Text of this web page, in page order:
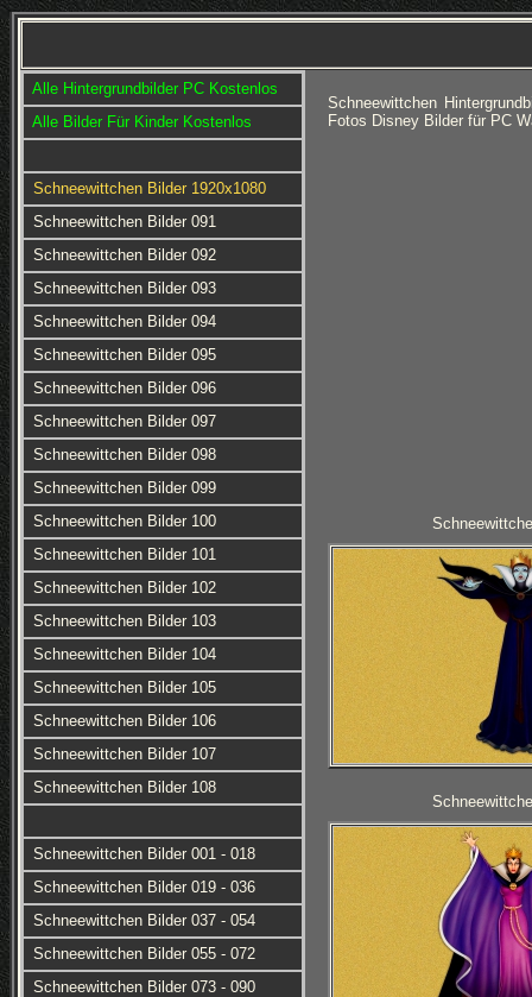
Alle Hintergrundbilder PC Kostenlos
Alle Bilder Für Kinder Kostenlos
Schneewittchen Bilder 1920x1080
Schneewittchen Bilder 091
Schneewittchen Bilder 092
Schneewittchen Bilder 093
Schneewittchen Bilder 094
Schneewittchen Bilder 095
Schneewittchen Bilder 096
Schneewittchen Bilder 097
Schneewittchen Bilder 098
Schneewittchen Bilder 099
Schneewittchen Bilder 100
Schneewittchen Bilder 101
Schneewittchen Bilder 102
Schneewittchen Bilder 103
Schneewittchen Bilder 104
Schneewittchen Bilder 105
Schneewittchen Bilder 106
Schneewittchen Bilder 107
Schneewittchen Bilder 108
Schneewittchen Bilder 001 - 018
Schneewittchen Bilder 019 - 036
Schneewittchen Bilder 037 - 054
Schneewittchen Bilder 055 - 072
Schneewittchen Bilder 073 - 090
Schneewittchen
Fotos Disney Bilder für PC